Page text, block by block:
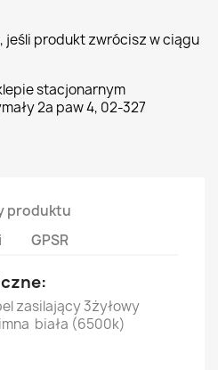
jeśli produkt zwrócisz w ciągu
stacjonarnym
2a paw 4, 02-327
produktu
GPSR
zasilający 3żyłowy
biała (6500k)